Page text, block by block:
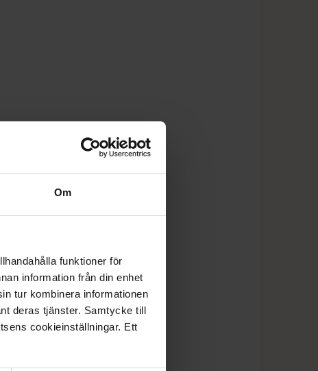
Om
funktioner för
information från din enhet
tur kombinera informationen
deras tjänster. Samtycke till
cookieinställningar. Ett